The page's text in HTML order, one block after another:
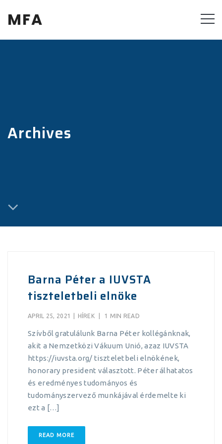
MFA
Archives
Barna Péter a IUVSTA
tiszteletbeli elnöke
APRIL 25, 2021 HÍREK 1 MIN READ
Szívből gratulálunk Barna Péter kollégánknak,
akit a Nemzetközi Vákuum Unió, azaz IUVSTA
https://iuvsta.org/ tiszteletbeli elnökének,
honorary president választott. Péter álhatatos
és eredményes tudományos és
tudományszervező munkájával érdemelte ki
ezt a […]
READ MORE